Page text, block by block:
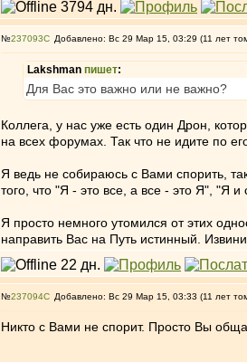
№237093 Добавлено: Вс 29 Мар 15, 03:29 (11 лет
Lakshman пишет:
Для Вас это важно или не важно?
Коллега, у нас уже есть один Дрон,
на всех форумах. Так что не идите по
Я ведь не собираюсь с Вами спорить,
того, что "Я - это все, а все - это Я", "Я
Я просто немного утомился от этих
направить Вас на Путь истинный.
№237094 Добавлено: Вс 29 Мар 15, 03:33 (11 лет
Никто с Вами не спорит. Просто Вы